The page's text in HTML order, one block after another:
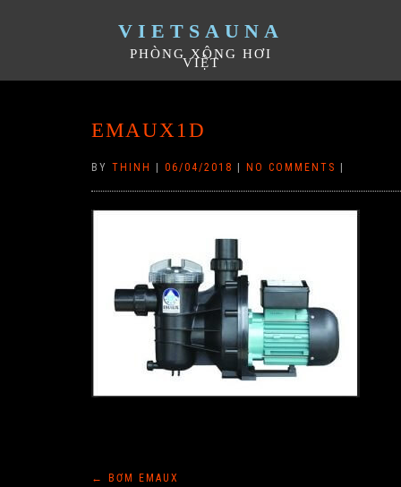
VIETSAUNA
PHÒNG XÔNG HƠI
VIỆT
EMAUX1D
BY THINH 06/04/2018 NO COMMENTS
← BƠM EMAUX